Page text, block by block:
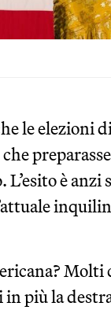
le elezioni
è anzi
più la